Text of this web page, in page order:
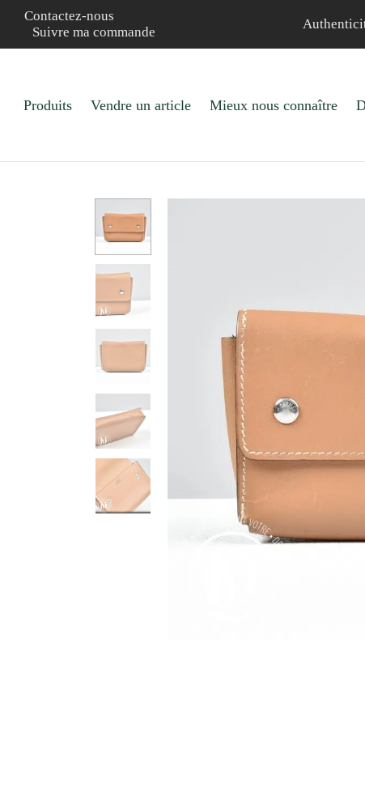
Contactez-nous
Suivre ma commande
Produits Vendre un article Mieux nous connaître